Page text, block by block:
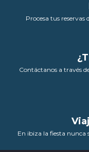
Procesa tus reservas
Contáctanos a través
En ibiza la fiesta nunca